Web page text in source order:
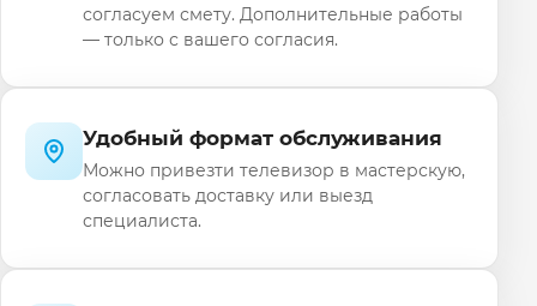
согласуем смету. Дополнительные работы
— только с вашего согласия.
Удобный формат обслуживания
Можно привезти телевизор в мастерскую,
согласовать доставку или выезд
специалиста.